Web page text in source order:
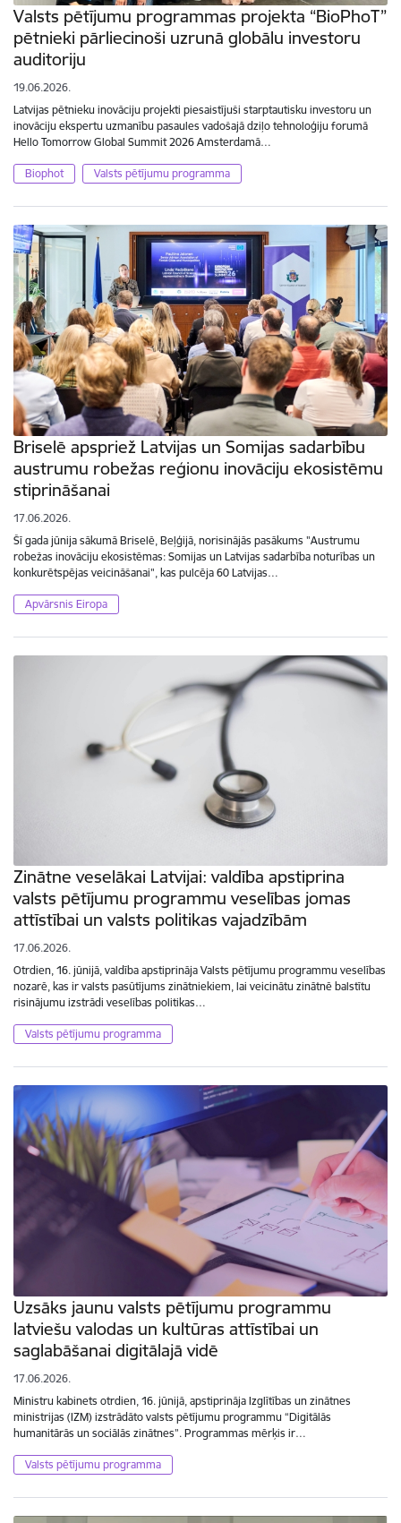
Valsts pētījumu programmas projekta “BioPhoT”
pētnieki pārliecinoši uzrunā globālu investoru
auditoriju
19.06.2026.
Latvijas pētnieku inovāciju projekti piesaistījuši starptautisku investoru un
inovāciju ekspertu uzmanību pasaules vadošajā dziļo tehnoloģiju forumā
Hello Tomorrow Global Summit 2026 Amsterdamā…
Biophot Valsts pētījumu programma
Briselē apspriež Latvijas un Somijas sadarbību
austrumu robežas reģionu inovāciju ekosistēmu
stiprināšanai
17.06.2026.
Šī gada jūnija sākumā Briselē, Beļģijā, norisinājās pasākums "Austrumu
robežas inovāciju ekosistēmas: Somijas un Latvijas sadarbība noturības un
konkurētspējas veicināšanai", kas pulcēja 60 Latvijas…
Apvārsnis Eiropa
Zinātne veselākai Latvijai: valdība apstiprina
valsts pētījumu programmu veselības jomas
attīstībai un valsts politikas vajadzībām
17.06.2026.
Otrdien, 16. jūnijā, valdība apstiprināja Valsts pētījumu programmu veselības
nozarē, kas ir valsts pasūtījums zinātniekiem, lai veicinātu zinātnē balstītu
risinājumu izstrādi veselības politikas…
Valsts pētījumu programma
Uzsāks jaunu valsts pētījumu programmu
latviešu valodas un kultūras attīstībai un
saglabāšanai digitālajā vidē
17.06.2026.
Ministru kabinets otrdien, 16. jūnijā, apstiprināja Izglītības un zinātnes
ministrijas (IZM) izstrādāto valsts pētījumu programmu “Digitālās
humanitārās un sociālās zinātnes”. Programmas mērķis ir…
Valsts pētījumu programma